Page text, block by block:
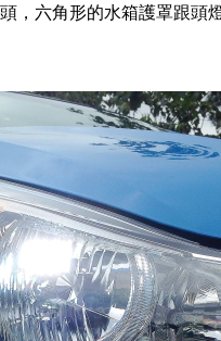
，六角形的水箱護罩跟頭